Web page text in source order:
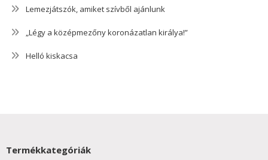
Lemezjátszók, amiket szívből ajánlunk
„Légy a középmezőny koronázatlan királya!”
Helló kiskacsa
Termékkategóriák